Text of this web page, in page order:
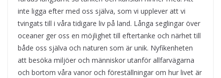
inte ligga efter med oss själva, som vi upplever att vi
tvingats till i våra tidigare liv på land. Långa seglingar över
oceaner ger oss en möjlighet till eftertanke och närhet till
både oss själva och naturen som är unik. Nyfikenheten
att besöka miljöer och människor utanför allfarvägarna
och bortom våra vanor och föreställningar om hur livet är